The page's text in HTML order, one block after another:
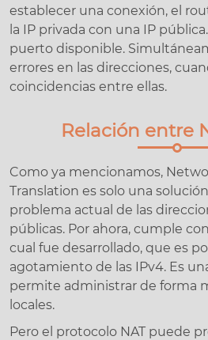
establecer una conexión, el
la IP privada con una IP
puerto disponible.
errores en las direcciones,
coincidencias entre ellas.
Relación entre
Como ya mencionamos,
Translation es solo una
problema actual de las
públicas. Por ahora, cumple
cual fue desarrollado, que es
agotamiento de las IPv4. Es
permite administrar de forma
locales.
Pero el protocolo NAT puede